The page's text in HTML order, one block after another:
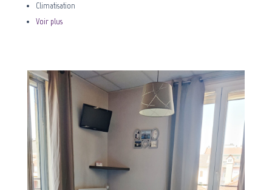
Climatisation
Voir plus